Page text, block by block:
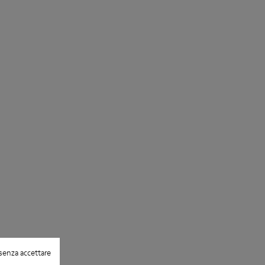
accettare